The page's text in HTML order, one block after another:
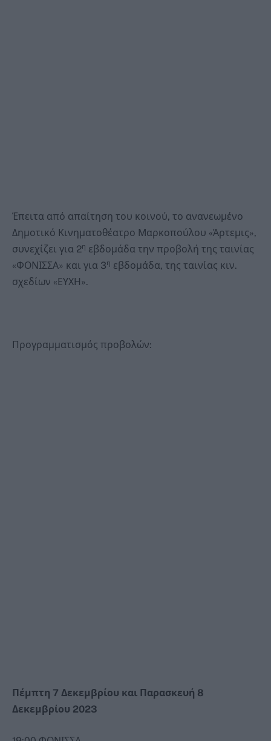
Έπειτα από απαίτηση του κοινού, το ανανεωμένο
Δημοτικό Κινηματοθέατρο Μαρκοπούλου «Άρτεμις»,
συνεχίζει για 2η εβδομάδα την προβολή της ταινίας
«ΦΟΝΙΣΣΑ» και για 3η εβδομάδα, της ταινίας κιν.
σχεδίων «ΕΥΧΗ».
Προγραμματισμός προβολών:
Πέμπτη 7 Δεκεμβρίου και Παρασκευή 8
Δεκεμβρίου 2023